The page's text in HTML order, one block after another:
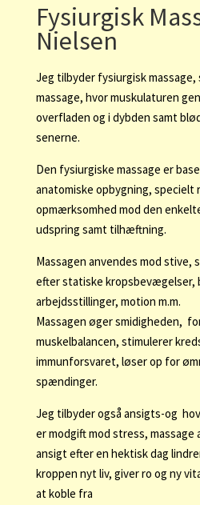
Fysiurgisk
Nielsen
Jeg tilbyder fysiurgisk massage,
massage, hvor muskulaturen
overfladen og i dybden samt
senerne.
Den fysiurgiske massage er
anatomiske opbygning, specielt
opmærksomhed mod den
udspring samt tilhæftning.
Massagen anvendes mod stive,
efter statiske kropsbevægelser,
arbejdsstillinger, motion m.m.
Massagen øger smidigheden,
muskelbalancen, stimulerer
immunforsvaret, løser op for
spændinger.
Jeg tilbyder også ansigts-og
er modgift mod stress, massage
ansigt efter en hektisk dag
kroppen nyt liv, giver ro og ny
at koble fra